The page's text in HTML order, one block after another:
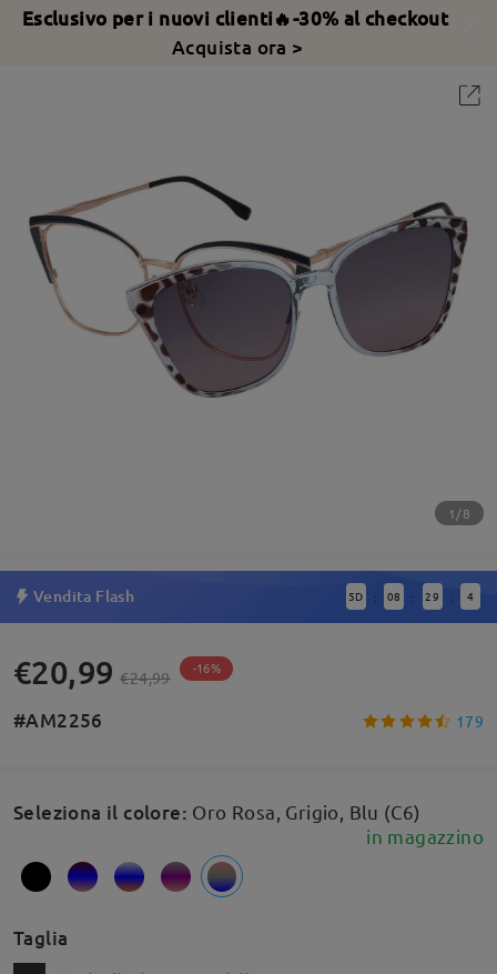
Esclusivo per i nuovi clienti🔥-30% al checkout
Acquista ora >
1/8
Vendita Flash 5D : 08 : 29 : 4
€20,99 €24,99 -16%
#AM2256 179
Seleziona il colore: Oro Rosa, Grigio, Blu (C6)
in magazzino
Taglia